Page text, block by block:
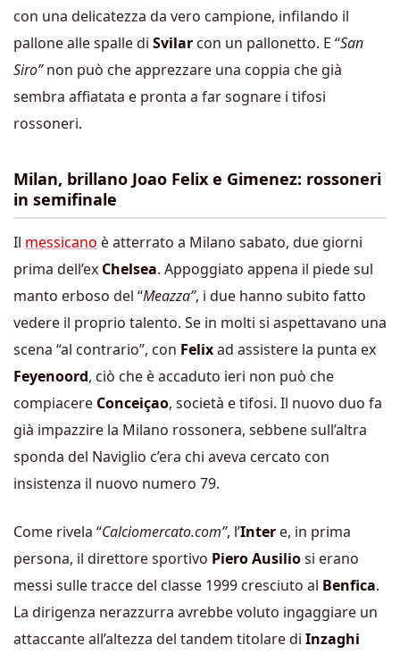
con una delicatezza da vero campione, infilando il
pallone alle spalle di Svilar con un pallonetto. E “San
Siro”non può che apprezzare una coppia che già
sembra affiatata e pronta a far sognare i tifosi
rossoneri.
Milan, brillano Joao Felix e Gimenez: rossoneri
in semifinale
Il messicano è atterrato a Milano sabato, due giorni
prima dell’ex Chelsea. Appoggiato appena il piede sul
manto erboso del “Meazza”, i due hanno subito fatto
vedere il proprio talento. Se in molti si aspettavano una
scena “al contrario”, con Felixad assistere la punta ex
Feyenoord, ciò che è accaduto ieri non può che
compiacere Conceiçao, società e tifosi. Il nuovo duo fa
già impazzire la Milano rossonera, sebbene sull’altra
sponda del Naviglio c’era chi aveva cercato con
insistenza il nuovo numero 79.
Come rivela “Calciomercato.com”, l’Inter e, in prima
persona, il direttore sportivo Piero Ausiliosi erano
messi sulle tracce del classe 1999 cresciuto al Benfica.
La dirigenza nerazzurra avrebbe voluto ingaggiare un
attaccante all’altezza del tandem titolare di Inzaghi